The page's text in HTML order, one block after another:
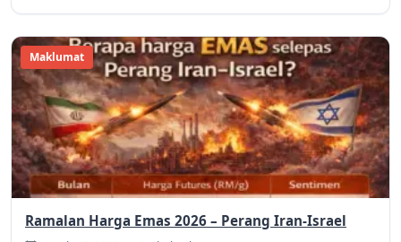
Maklumat
Ramalan Harga Emas 2026 – Perang Iran-Israel